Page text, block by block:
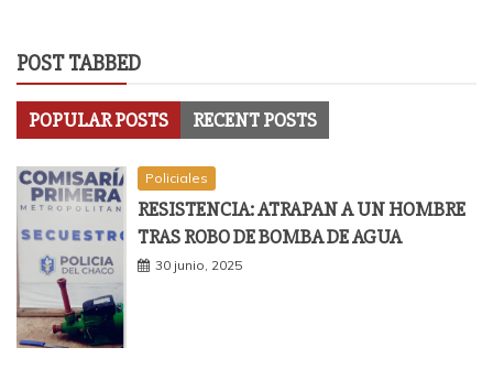
POST TABBED
POPULAR POSTS RECENT POSTS
Policiales
RESISTENCIA: ATRAPAN A UN HOMBRE
TRAS ROBO DE BOMBA DE AGUA
30 junio, 2025